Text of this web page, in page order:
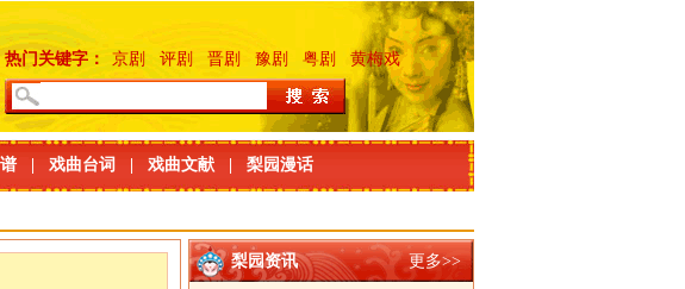
热门关键字： 京剧 评剧 晋剧 豫剧 粤剧 黄梅戏
戏曲台词 戏曲文献 梨园漫话
更多>>
梨园资讯